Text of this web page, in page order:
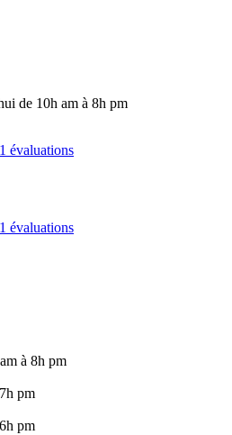
de 10h am à 8h pm
évaluations
évaluations
à 8h pm
pm
pm